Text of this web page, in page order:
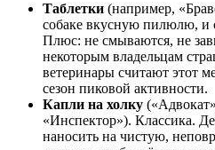
Таблетки (например,
собаке вкусную пилюлю, и
Плюс: не смываются, не
некоторым владельцам
ветеринары считают этот
сезон пиковой активности.
Капли на холку
«Инспектор»). Классика.
наносить на чистую,